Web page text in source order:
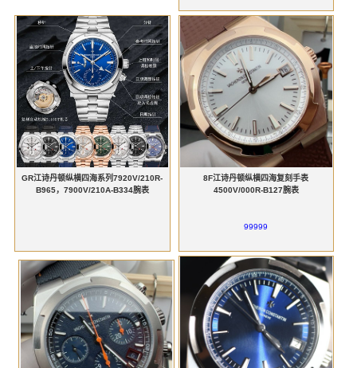
GR江诗丹顿纵横四海系列7920V/210R-
B965，7900V/210A-B334腕表
8F江诗丹顿纵横四海复刻手表
4500V/000R-B127腕表
99999